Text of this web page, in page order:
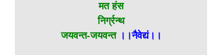
मत हंस
निर्ग्रन्थ
जयवन्त-जयवन्त ।।नैवेद्यं।।